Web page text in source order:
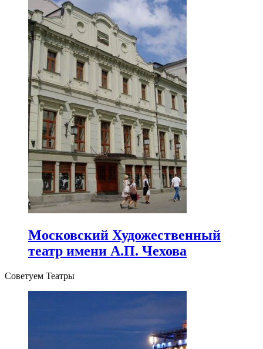
Московский Художественный
театр имени А.П. Чехова
Советуем Театры